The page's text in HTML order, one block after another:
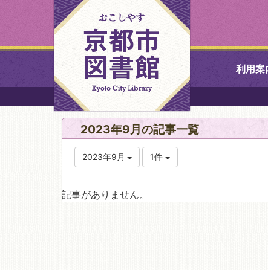
利用案
中央図書館
北図書館
2023年9月の記事一覧
2023年9月 1件
記事がありません。